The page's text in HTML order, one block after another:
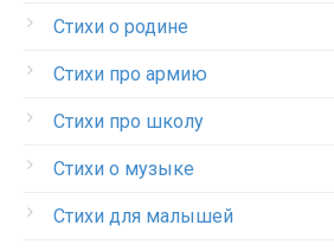
Стихи о родине
Стихи про армию
Стихи про школу
Стихи о музыке
Стихи для малышей